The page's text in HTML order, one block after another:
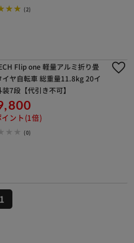
(2)
Flip one 軽量アルミ折り畳
イヤ自転車 総重量11.8kg 20イ
装7段【代引き不可】
ント(1倍)
(0)
1